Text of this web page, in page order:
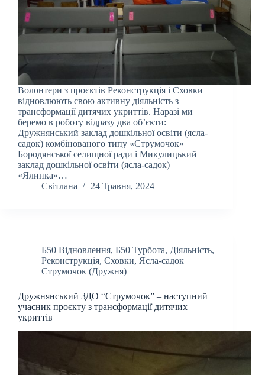
Волонтери з проєктів Реконструкція і Сховки
відновлюють свою активну діяльність з
трансформації дитячих укриттів. Наразі ми
беремо в роботу відразу два об’єкти:
Дружнянський заклад дошкільної освіти (ясла-
садок) комбінованого типу «Струмочок»
Бородянської селищної ради і Микулицький
заклад дошкільної освіти (ясла-садок)
«Ялинка»…
Світлана
24 Травня, 2024
Б50 Відновлення, Б50 Турбота, Діяльність,
Реконструкція, Сховки, Ясла-садок
Струмочок (Дружня)
Дружнянський ЗДО “Струмочок” – наступний
учасник проєкту з трансформації дитячих
укриттів